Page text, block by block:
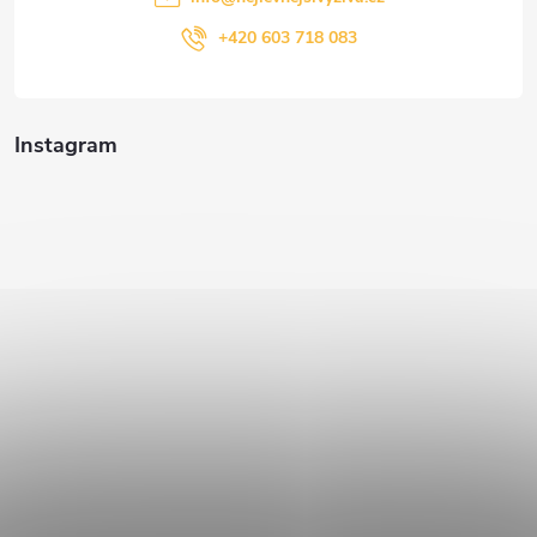
Instagram
+420 603 718 083